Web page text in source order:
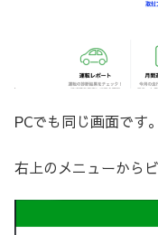
PCでも同じ画面です。
右上のメニューから